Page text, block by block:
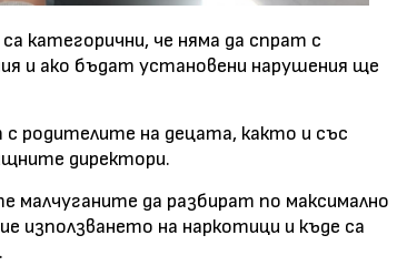
категорични, че няма да спрат с
и ако бъдат установени нарушения ще
родителите на децата, както и със
директори.
малчуганите да разбират по максимално
използването на наркотици и къде са